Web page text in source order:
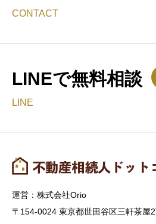
CONTACT
LINEで無料相談
LINE
運営：株式会社Orio
〒154-0024 東京都世田谷区三軒茶屋